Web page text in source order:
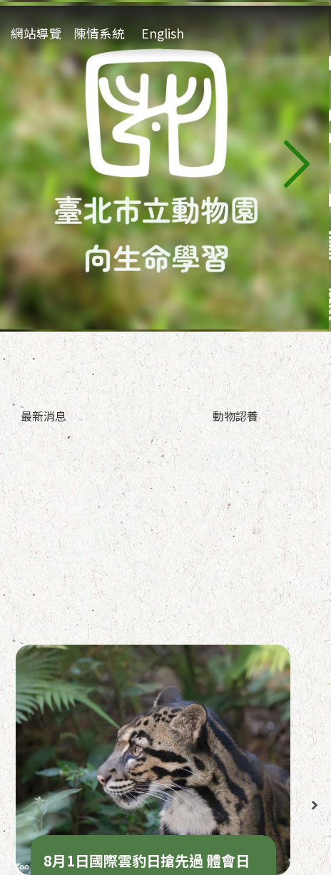
:::
網站導覽 陳情系統 English
最新消息 動物認養
8月1日國際雲豹日搶先過 體會日